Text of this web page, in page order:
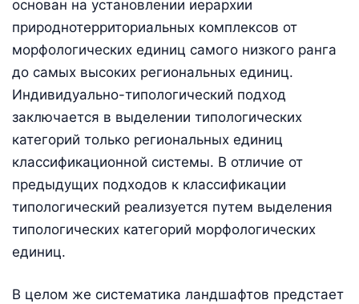
основан на установлении иерархии
природнотерриториальных комплексов от
морфологических единиц самого низкого ранга
до самых высоких региональных единиц.
Индивидуально-типологический подход
заключается в выделении типологических
категорий только региональных единиц
классификационной системы. В отличие от
предыдущих подходов к классификации
типологический реализуется путем выделения
типологических категорий морфологических
единиц.
В целом же систематика ландшафтов предстает